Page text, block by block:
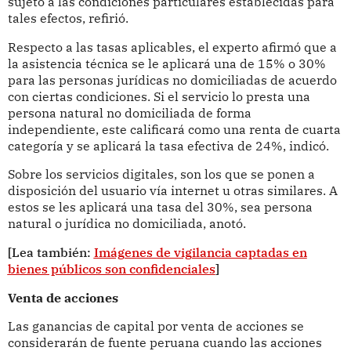
tales efectos, refirió.
Respecto a las tasas aplicables, el experto afirmó que a
la asistencia técnica se le aplicará una de 15% o 30%
para las personas jurídicas no domiciliadas de acuerdo
con ciertas condiciones. Si el servicio lo presta una
persona natural no domiciliada de forma
independiente, este calificará como una renta de cuarta
categoría y se aplicará la tasa efectiva de 24%, indicó.
Sobre los servicios digitales, son los que se ponen a
disposición del usuario vía internet u otras similares. A
estos se les aplicará una tasa del 30%, sea persona
natural o jurídica no domiciliada, anotó.
[Lea también: Imágenes de vigilancia captadas en
bienes públicos son confidenciales]
Venta de acciones
Las ganancias de capital por venta de acciones se
considerarán de fuente peruana cuando las acciones